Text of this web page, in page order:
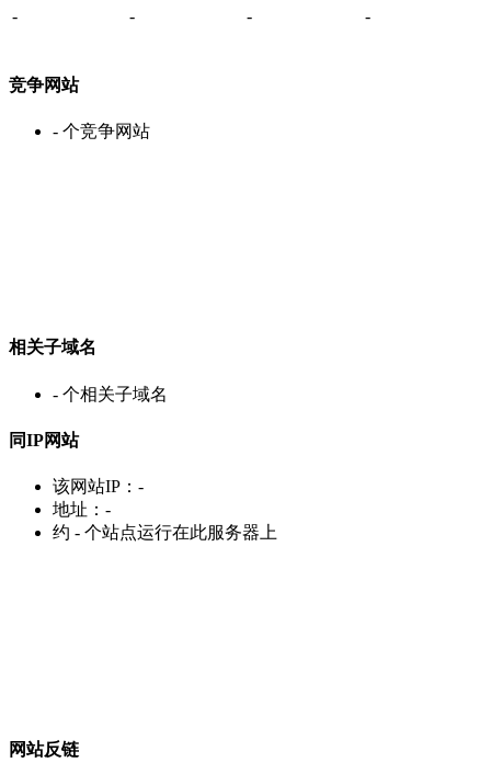
-
- - -
竞争网站
- 个竞争网站
相关子域名
- 个相关子域名
同IP网站
该网站IP： -
地址： -
约 - 个站点运行在此服务器上
网站反链